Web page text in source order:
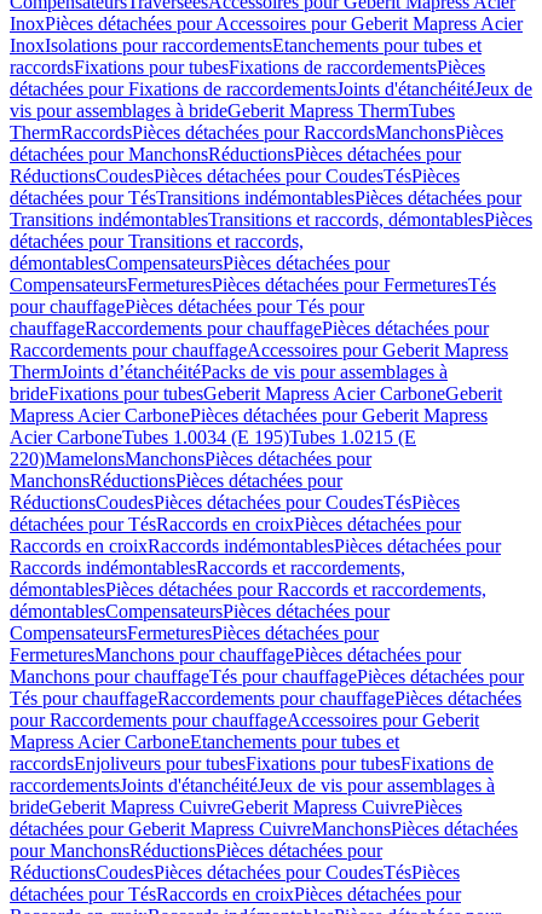
InoxPièces détachées pour Accessoires pour Geberit Mapress Acier
InoxIsolations pour raccordementsEtanchements pour tubes et
raccordsFixations pour tubesFixations de raccordementsPièces
détachées pour Fixations de raccordementsJoints d'étanchéitéJeux de
vis pour assemblages à brideGeberit Mapress ThermTubes
ThermRaccordsPièces détachées pour RaccordsManchonsPièces
détachées pour ManchonsRéductionsPièces détachées pour
RéductionsCoudesPièces détachées pour CoudesTésPièces
détachées pour TésTransitions indémontablesPièces détachées pour
Transitions indémontablesTransitions et raccords, démontablesPièces
détachées pour Transitions et raccords,
démontablesCompensateursPièces détachées pour
CompensateursFermeturesPièces détachées pour FermeturesTés
pour chauffagePièces détachées pour Tés pour
chauffageRaccordements pour chauffagePièces détachées pour
Raccordements pour chauffageAccessoires pour Geberit Mapress
ThermJoints d’étanchéitéPacks de vis pour assemblages à
brideFixations pour tubesGeberit Mapress Acier CarboneGeberit
Mapress Acier CarbonePièces détachées pour Geberit Mapress
Acier CarboneTubes 1.0034 (E 195)Tubes 1.0215 (E
220)MamelonsManchonsPièces détachées pour
ManchonsRéductionsPièces détachées pour
RéductionsCoudesPièces détachées pour CoudesTésPièces
détachées pour TésRaccords en croixPièces détachées pour
Raccords en croixRaccords indémontablesPièces détachées pour
Raccords indémontablesRaccords et raccordements,
démontablesPièces détachées pour Raccords et raccordements,
démontablesCompensateursPièces détachées pour
CompensateursFermeturesPièces détachées pour
FermeturesManchons pour chauffagePièces détachées pour
Manchons pour chauffageTés pour chauffagePièces détachées pour
Tés pour chauffageRaccordements pour chauffagePièces détachées
pour Raccordements pour chauffageAccessoires pour Geberit
Mapress Acier CarboneEtanchements pour tubes et
raccordsEnjoliveurs pour tubesFixations pour tubesFixations de
raccordementsJoints d'étanchéitéJeux de vis pour assemblages à
brideGeberit Mapress CuivreGeberit Mapress CuivrePièces
détachées pour Geberit Mapress CuivreManchonsPièces détachées
pour ManchonsRéductionsPièces détachées pour
RéductionsCoudesPièces détachées pour CoudesTésPièces
détachées pour TésRaccords en croixPièces détachées pour